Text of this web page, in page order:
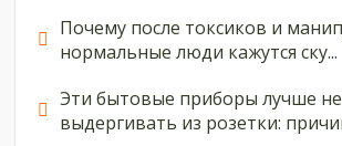
Почему после токсиков и
нормальные люди кажутся ску...
Эти бытовые приборы лучше не
выдергивать из розетки: